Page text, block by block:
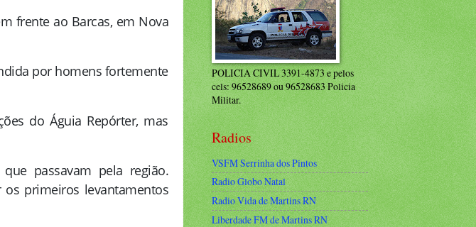
frente ao Barcas, em Nova
por homens fortemente
do Águia Repórter, mas
passavam pela região.
primeiros levantamentos
POLICIA CIVIL 3391-4873 e pelos
cels: 96528689 ou 96528683 Policia
Militar.
Radios
VSFM Serrinha dos Pintos
Radio Globo Natal
Radio Vida de Martins RN
Liberdade FM de Martins RN